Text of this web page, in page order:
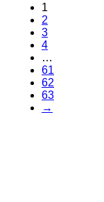
1
2
3
4
…
61
62
63
→